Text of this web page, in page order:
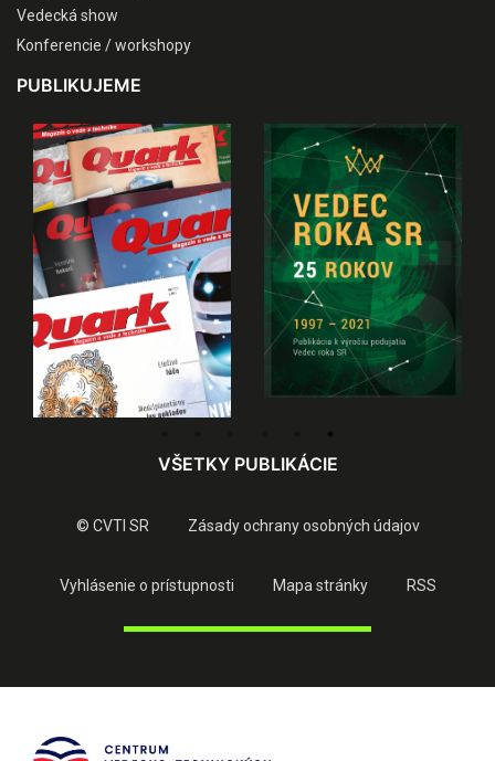
Vedecká show
Konferencie / workshopy
PUBLIKUJEME
VŠETKY PUBLIKÁCIE
© CVTI SR Zásady ochrany osobných údajov
Vyhlásenie o prístupnosti Mapa stránky RSS